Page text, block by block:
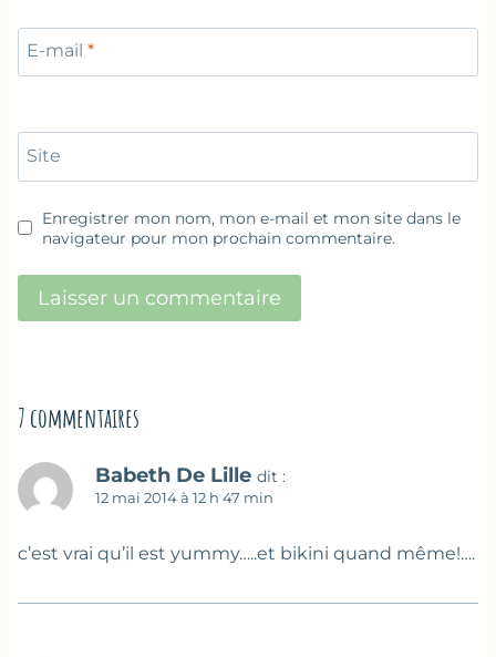
E-mail *
Site
Enregistrer mon nom, mon e-mail et mon site dans le
navigateur pour mon prochain commentaire.
7 commentaires
Babeth De Lille dit :
12 mai 2014 à 12 h 47 min
c’est vrai qu’il est yummy…..et bikini quand même!….